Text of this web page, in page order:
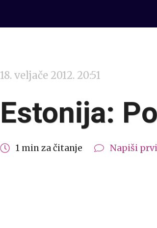
18. veljače 2012. 20:51
Estonija:
1 min za čitanje Napiši